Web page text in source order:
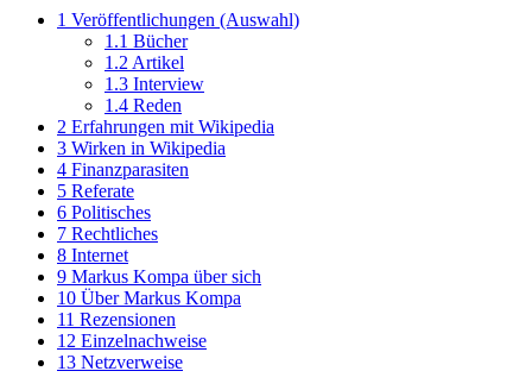
1 Veröffentlichungen (Auswahl)
1.1 Bücher
1.2 Artikel
1.3 Interview
1.4 Reden
2 Erfahrungen mit Wikipedia
3 Wirken in Wikipedia
4 Finanzparasiten
5 Referate
6 Politisches
7 Rechtliches
8 Internet
9 Markus Kompa über sich
10 Über Markus Kompa
11 Rezensionen
12 Einzelnachweise
13 Netzverweise